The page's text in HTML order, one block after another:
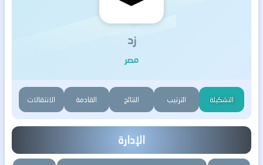
زد
مصر
التشكيلة الترتيب النتائج القادمة الانتقالات
الإدارة